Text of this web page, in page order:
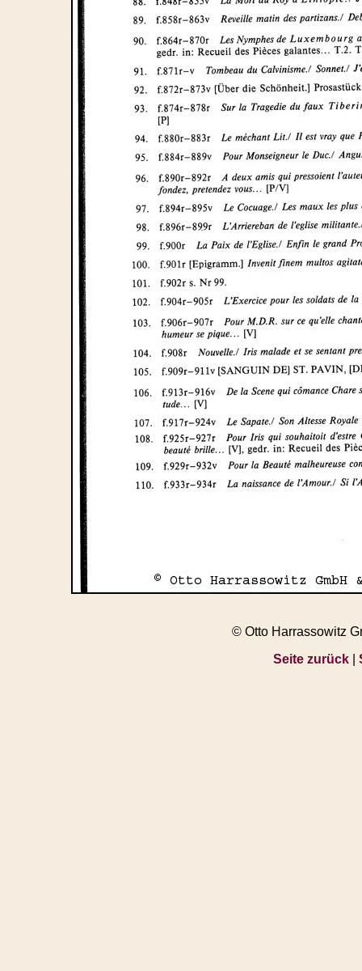
© Otto Harrassowitz
Seite zurück|